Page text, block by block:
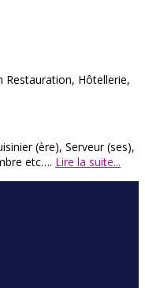
Restauration, Hôtellerie,
(ère), Serveur (ses),
etc…. Lire la suite...